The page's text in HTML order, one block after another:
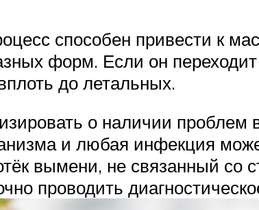
способен привести к
форм. Если он
до летальных.
о наличии проблем
и любая инфекция
вымени, не связанный со
проводить